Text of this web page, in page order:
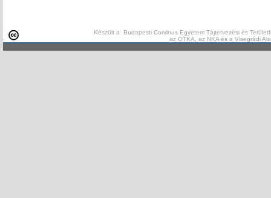
Készült a Budapesti Corvinus Egyetem Tájtervezési és
az OTKA, az NKA és a Visegrádi